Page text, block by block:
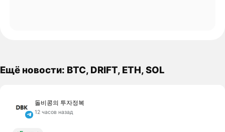
Ещё новости: BTC, DRIFT, ETH, SOL
돌비콩의 투자정복
12 часов назад